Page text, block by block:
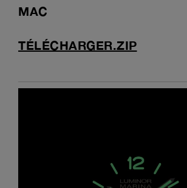
MAC
TÉLÉCHARGER.ZIP